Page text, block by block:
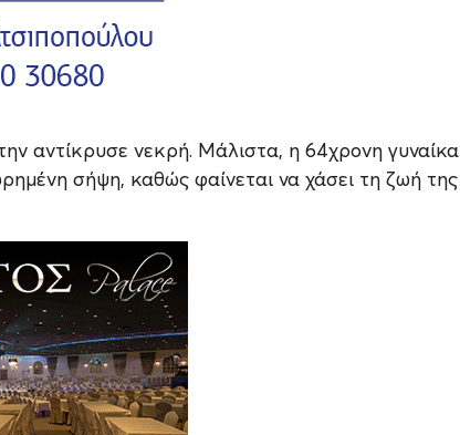
αντίκρυσε νεκρή. Μάλιστα, η 64χρονη γυναίκα
σήψη, καθώς φαίνεται να χάσει τη ζωή της